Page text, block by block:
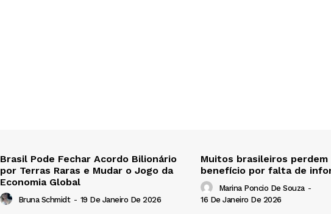
Brasil Pode Fechar Acordo Bilionário
por Terras Raras e Mudar o Jogo da
Economia Global
Bruna Schmidt - 19 De Janeiro De 2026
Muitos brasileiros perdem
benefício por falta de
Marina Poncio De Souza -
16 De Janeiro De 2026